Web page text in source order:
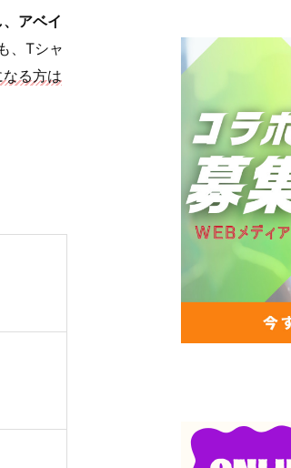
アベイ
、Tシャ
る方は